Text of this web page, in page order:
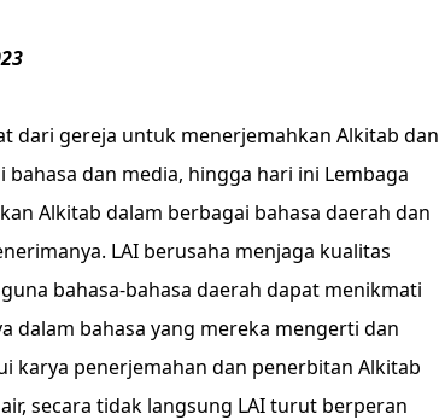
dari gereja untuk menerjemahkan Alkitab dan
dan media, hingga hari ini Lembaga
Alkitab dalam berbagai bahasa daerah dan
LAI berusaha menjaga kualitas
bahasa-bahasa daerah dapat menikmati
dalam bahasa yang mereka mengerti dan
karya penerjemahan dan penerbitan Alkitab
secara tidak langsung LAI turut berperan